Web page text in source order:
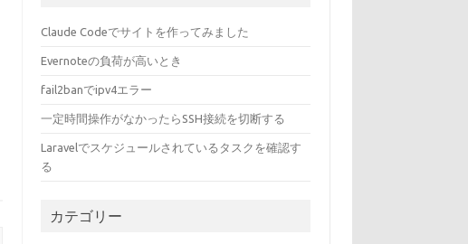
Claude Codeでサイトを作ってみました
Evernoteの負荷が高いとき
fail2banでipv4エラー
一定時間操作がなかったらSSH接続を切断する
Laravelでスケジュールされているタスクを確認す
る
カテゴリー